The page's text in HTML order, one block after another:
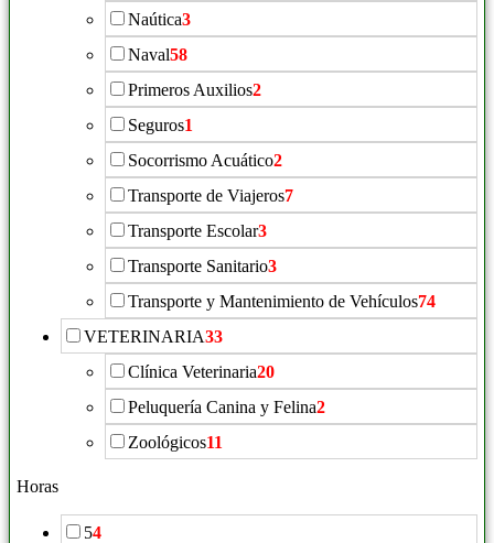
Naútica3
Naval58
Primeros Auxilios2
Seguros1
Socorrismo Acuático2
Transporte de Viajeros7
Transporte Escolar3
Transporte Sanitario3
Transporte y Mantenimiento de Vehículos74
VETERINARIA33
Clínica Veterinaria20
Peluquería Canina y Felina2
Zoológicos11
Horas
54